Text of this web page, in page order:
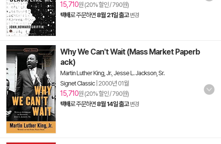
15,710원 (20% 할인 / 790원)
택배로 주문하면 8월 21일 출고 변경
Why We Can't Wait (Mass Market Paperb
ack)
Martin Luther King, Jr., Jesse L. Jackson, Sr.
Signet Classic 2000년 01월
15,710원 (20% 할인 / 790원)
택배로 주문하면 8월 14일 출고 변경